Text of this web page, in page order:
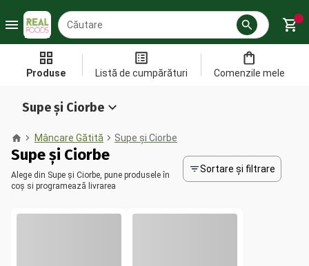
Produse Listă de cumpărături Comenzile mele
Supe și Ciorbe
Mâncare Gătită Supe și Ciorbe
Supe și Ciorbe
Alege din Supe și Ciorbe, pune produsele în
coș si programează livrarea
Sortare și filtrare